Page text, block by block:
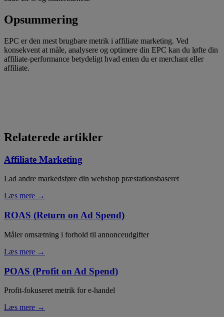
Opsummering
EPC er den mest brugbare metrik i affiliate marketing. Ved
konsekvent at måle, analysere og optimere din EPC kan du løfte din
affiliate-performance betydeligt hvad enten du er merchant eller
affiliate.
Relaterede artikler
Affiliate Marketing
Lad andre markedsføre din webshop præstationsbaseret
Læs mere →
ROAS (Return on Ad Spend)
Måler omsætning i forhold til annonceudgifter
Læs mere →
POAS (Profit on Ad Spend)
Profit-fokuseret metrik for e-handel
Læs mere →